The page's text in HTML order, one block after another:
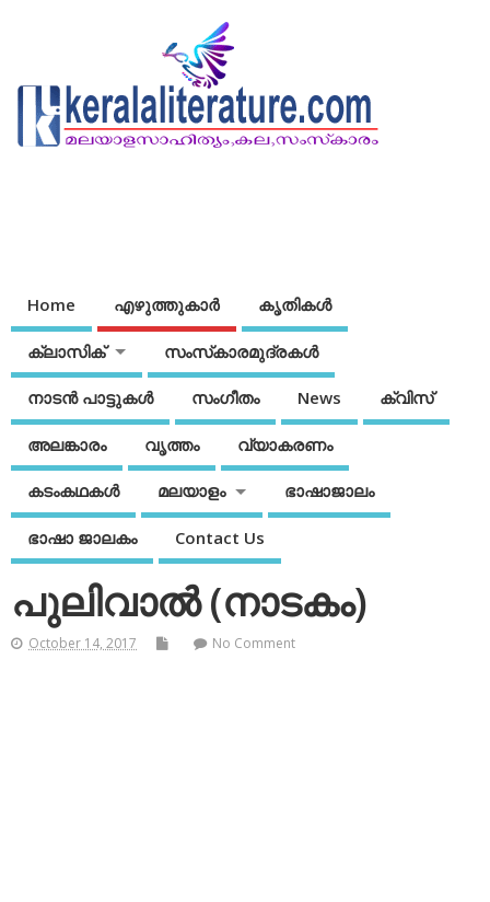
Home എഴുത്തുകാര്‍ കൃതികൾ
ക്ലാസിക് സംസ്‌കാരമുദ്രകള്‍
നാടന്‍ പാട്ടുകള്‍ സംഗീതം News ക്വിസ്
അലങ്കാരം വൃത്തം വ്യാകരണം
കടംകഥകള്‍ മലയാളം ഭാഷാജാലം
ഭാഷാ ജാലകം Contact Us
പുലിവാല്‍ (നാടകം)
October 14, 2017 No Comment